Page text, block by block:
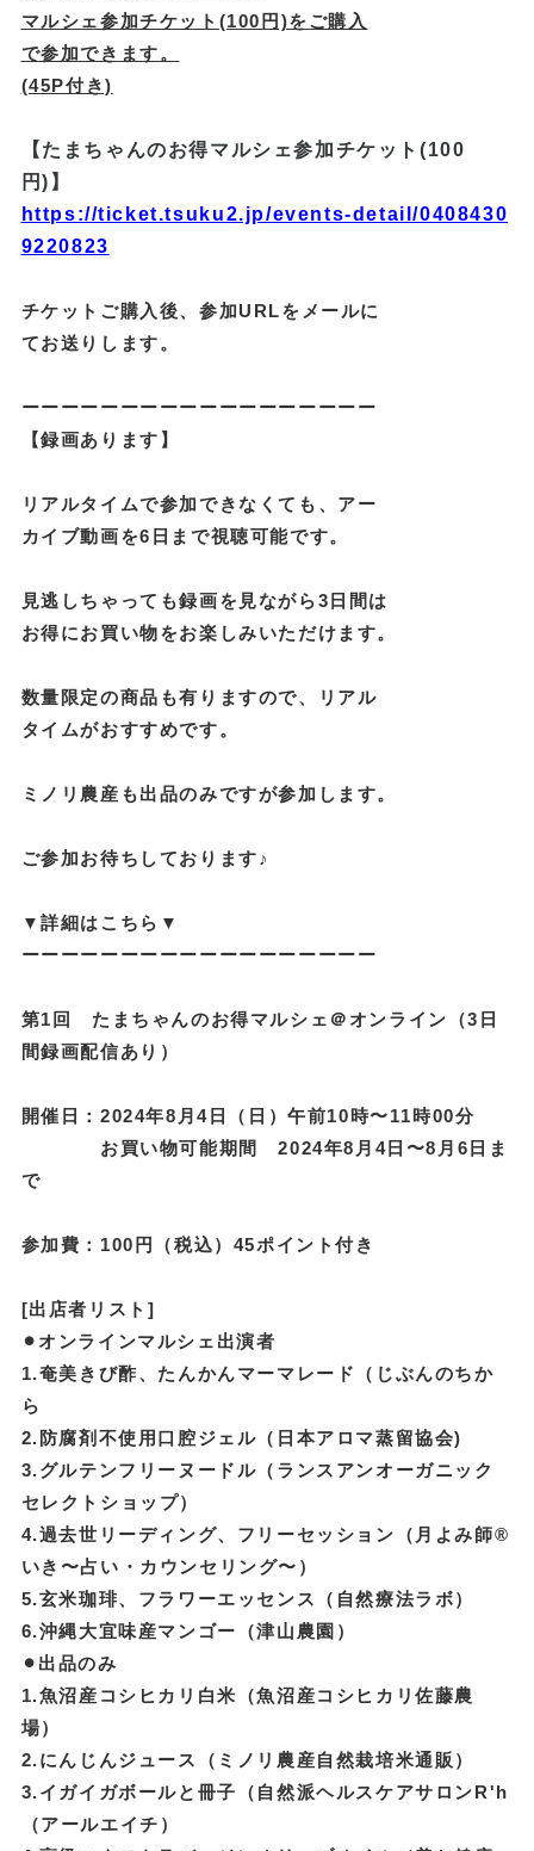
マルシェ参加チケット(100円)をご購入
で参加できます。
(45P付き)
【たまちゃんのお得マルシェ参加チケット(100
円)】
https://ticket.tsuku2.jp/events-detail/0408430
9220823
チケットご購入後、参加URLをメールに
てお送りします。
ーーーーーーーーーーーーーーーーーー
【録画あります】
リアルタイムで参加できなくても、アー
カイブ動画を6日まで視聴可能です。
見逃しちゃっても録画を見ながら3日間は
お得にお買い物をお楽しみいただけます。
数量限定の商品も有りますので、リアル
タイムがおすすめです。
ミノリ農産も出品のみですが参加します。
ご参加お待ちしております♪
▼詳細はこちら▼
ーーーーーーーーーーーーーーーーーー
第1回 たまちゃんのお得マルシェ＠オンライン（3日
間録画配信あり）
開催日：2024年8月4日（日）午前10時〜11時00分
お買い物可能期間 2024年8月4日〜8月6日ま
で
参加費：100円（税込）45ポイント付き
[出店者リスト]
⚫︎オンラインマルシェ出演者
1.奄美きび酢、たんかんマーマレード（じぶんのちか
ら
2.防腐剤不使用口腔ジェル（日本アロマ蒸留協会)
3.グルテンフリーヌードル（ランスアンオーガニック
セレクトショップ）
4.過去世リーディング、フリーセッション（月よみ師®
いき〜占い・カウンセリング〜）
5.玄米珈琲、フラワーエッセンス（自然療法ラボ）
6.沖縄大宜味産マンゴー（津山農園）
⚫︎出品のみ
1.魚沼産コシヒカリ白米（魚沼産コシヒカリ佐藤農
場）
2.にんじんジュース（ミノリ農産自然栽培米通販）
3.イガイガボールと冊子（自然派ヘルスケアサロンR'h
（アールエイチ）